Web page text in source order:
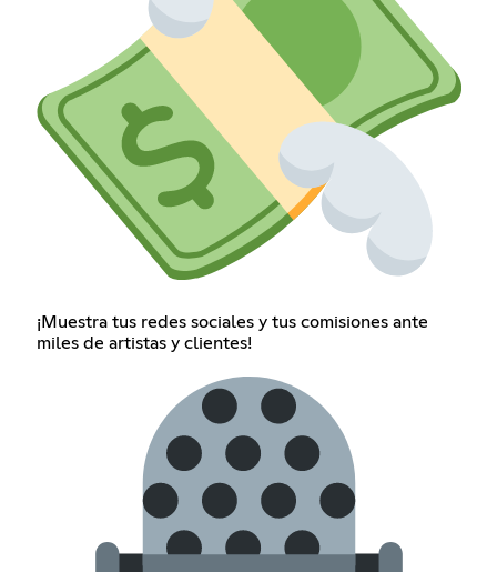
¡Muestra tus redes sociales y tus comisiones ante
miles de artistas y clientes!